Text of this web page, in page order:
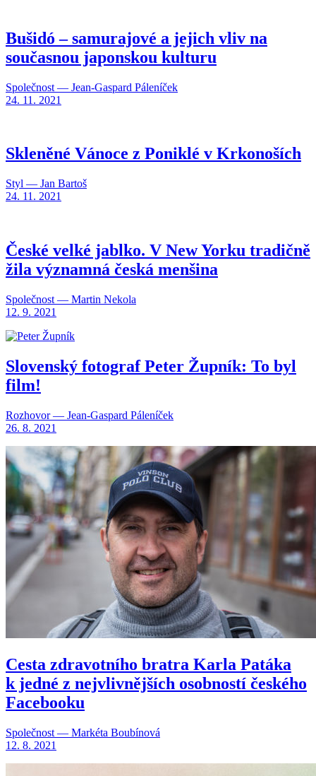
Bušidó – samurajové a jejich vliv na
současnou japonskou kulturu
Společnost — Jean-Gaspard Páleníček
24. 11. 2021
Skleněné Vánoce z Poniklé v Krkonoších
Styl — Jan Bartoš
24. 11. 2021
České velké jablko. V New Yorku tradičně
žila významná česká menšina
Společnost — Martin Nekola
12. 9. 2021
Slovenský fotograf Peter Župník: To byl
film!
Rozhovor — Jean-Gaspard Páleníček
26. 8. 2021
Cesta zdravotního bratra Karla Patáka
k jedné z nejvlivnějších osobností českého
Facebooku
Společnost — Markéta Boubínová
12. 8. 2021